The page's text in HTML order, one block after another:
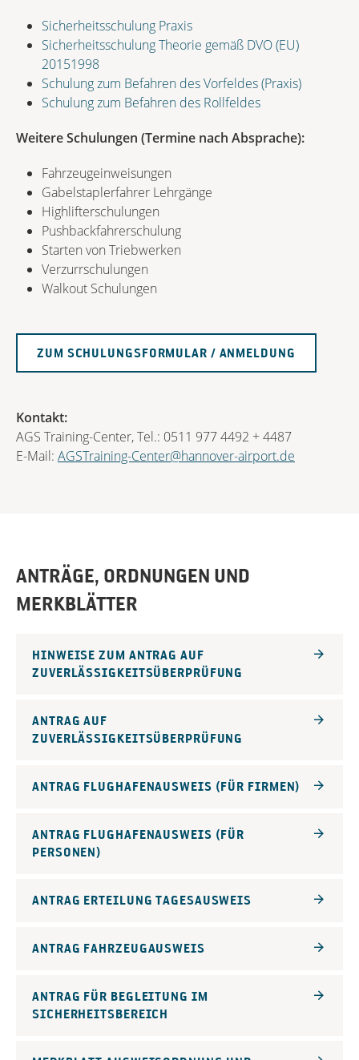
Sicherheitsschulung Praxis
Sicherheitsschulung Theorie gemäß DVO (EU)
20151998
Schulung zum Befahren des Vorfeldes (Praxis)
Schulung zum Befahren des Rollfeldes
Weitere Schulungen (Termine nach Absprache):
Fahrzeugeinweisungen
Gabelstaplerfahrer Lehrgänge
Highlifterschulungen
Pushbackfahrerschulung
Starten von Triebwerken
Verzurrschulungen
Walkout Schulungen
ZUM SCHULUNGSFORMULAR / ANMELDUNG
Kontakt:
AGS Training-Center, Tel.: 0511 977 4492 + 4487
E-Mail: AGSTraining-Center@hannover-airport.de
ANTRÄGE, ORDNUNGEN UND
MERKBLÄTTER
HINWEISE ZUM ANTRAG AUF
ZUVERLÄSSIGKEITSÜBERPRÜFUNG
ANTRAG AUF
ZUVERLÄSSIGKEITSÜBERPRÜFUNG
ANTRAG FLUGHAFENAUSWEIS (FÜR FIRMEN)
ANTRAG FLUGHAFENAUSWEIS (FÜR
PERSONEN)
ANTRAG ERTEILUNG TAGESAUSWEIS
ANTRAG FAHRZEUGAUSWEIS
ANTRAG FÜR BEGLEITUNG IM
SICHERHEITSBEREICH